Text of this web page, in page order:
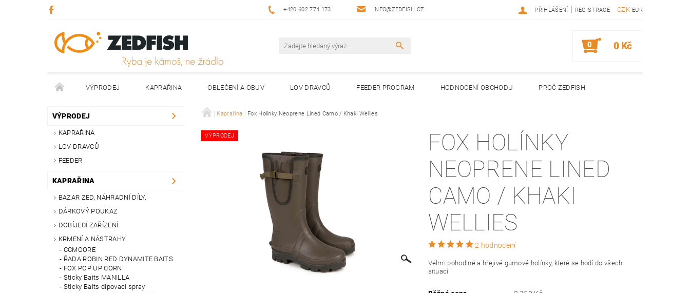
+420 602 774 173 INFO@ZEDFISH.CZ CZK EUR
PŘIHLÁŠENÍ | REGISTRACE
0 0 Kč
VÝPRODEJ KAPRAŘINA OBLEČENÍ A OBUV LOV DRAVCŮ FEEDER PROGRAM HODNOCENÍ OBCHODU PROČ ZEDFISH
KONTAKTY
VÝPRODEJ
KAPRAŘINA
LOV DRAVCŮ
FEEDER
KAPRAŘINA
BAZAR ZED, NÁHRADNÍ DÍLY,
DÁRKOVÝ POUKAZ
DOBÍJECÍ ZAŘÍZENÍ
KRMENÍ A NÁSTRAHY
CCMOORE
ŘADA ROBIN RED DYNAMITE BAITS
FOX POP UP CORN
Sticky Baits MANILLA
Sticky Baits dipovací spray
Kaprařina Fox Holínky Neoprene Lined Camo / Khaki Wellies
VÝPRODEJ
FOX HOLÍNKY
NEOPRENE LINED
CAMO / KHAKI
WELLIES
2 hodnocení
Velmi pohodlné a hřejivé gumové holínky, které se hodí do všech
situací